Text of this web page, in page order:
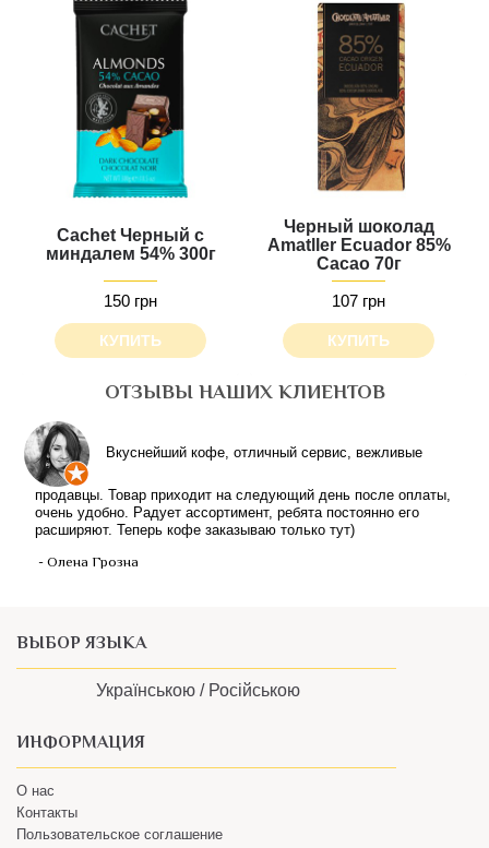
Cachet Черный с
миндалем 54% 300г
150 грн
КУПИТЬ
Черный шоколад
Amatller Ecuador 85%
Cacao 70г
107 грн
КУПИТЬ
ОТЗЫВЫ НАШИХ КЛИЕНТОВ
Вкуснейший кофе, отличный сервис, вежливые
продавцы. Товар приходит на следующий день после оплаты,
очень удобно. Радует ассортимент, ребята постоянно его
расширяют. Теперь кофе заказываю только тут)
- Олена Грозна
КЛИЕНТАМ